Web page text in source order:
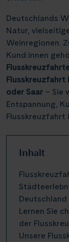
Deutschlands
Natur,
Weinregionen.
Kund:innen
Flusskreuzfahrt
oder Saar – Sie
Entspannung,
Flusskreuzfahrt
Inhalt
Deutschland
Lernen Sie
der
Unsere